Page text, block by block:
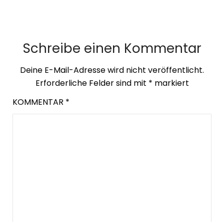
Schreibe einen Kommentar
Deine E-Mail-Adresse wird nicht veröffentlicht.
Erforderliche Felder sind mit * markiert
KOMMENTAR *